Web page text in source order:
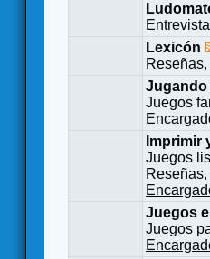
Lexicón
Jugando
Juegos
Imprimir
Juegos
Juegos
Juegos